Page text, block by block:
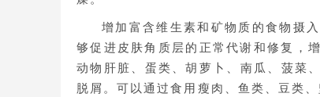
增加富含维生素和矿物质的食物摄
够促进皮肤角质层的正常代谢和修复，
动物肝脏、蛋类、胡萝卜、南瓜、菠菜
脱屑。可以通过食用瘦肉、鱼类、豆类